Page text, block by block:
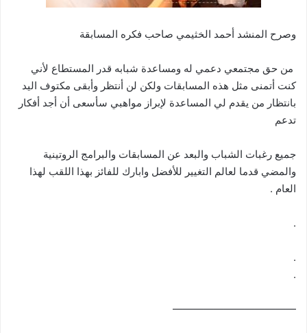
وصرح المنشد أحمد الخثيمي صاحب فكره المسابقة
من حق مجتمعي دعمي له ومساعدة شبابه قدر المستطاع لأني
كنت أتمنى مثل هذه المسابقات ولكن لن أنتظر وأبقى مكتوف اليد
بانتظار من يقدم لي المساعدة لإبراز مواهبي سأسعى أن أجد أفكار
تدعم
جميع رغبات الشباب والبعد عن المسابقات والبرامج الروتينية
والمضي قدما لعالم التغيير للأفضل وابارك للفائز بهذا اللقب لهذا
العام .
.
.
.
————————————